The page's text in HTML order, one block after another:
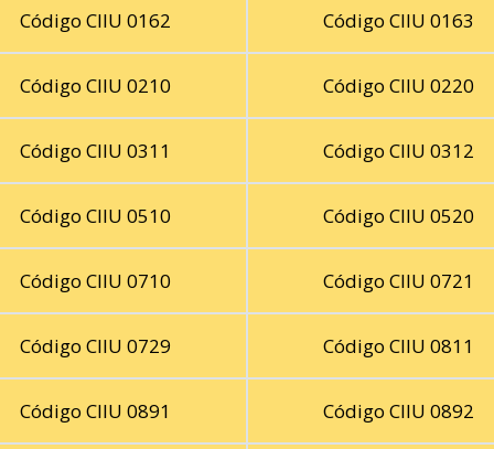
Código CIIU 0162 Código CIIU 0163
Código CIIU 0210 Código CIIU 0220
Código CIIU 0311 Código CIIU 0312
Código CIIU 0510 Código CIIU 0520
Código CIIU 0710 Código CIIU 0721
Código CIIU 0729 Código CIIU 0811
Código CIIU 0891 Código CIIU 0892